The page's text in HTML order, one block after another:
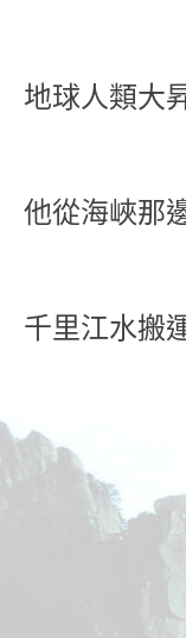
地球人類大
他從海峽那
千里江水搬